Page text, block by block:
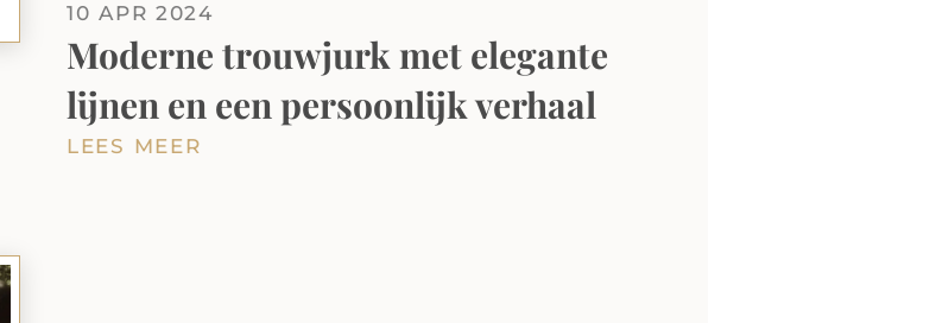
10 APR 2024
Moderne trouwjurk met elegante
lijnen en een persoonlijk verhaal
LEES MEER